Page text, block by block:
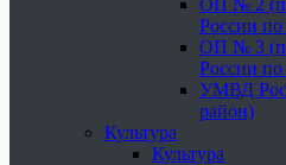
ОП № 2
России
ОП № 3
России
УМВД
район)
Культура
Культура